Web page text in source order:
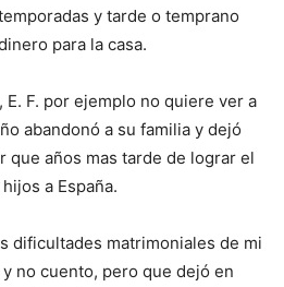
y tarde o temprano
para la casa.
F. por ejemplo no quiere ver a
abandonó a su familia y dejó
que años mas tarde de lograr el
a España.
dificultades matrimoniales de mi
no cuento, pero que dejó en